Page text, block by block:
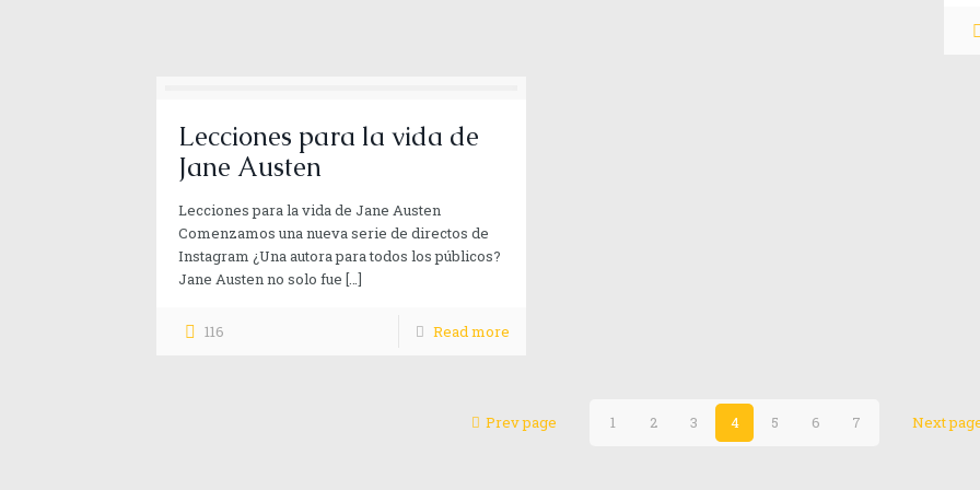
Lecciones para la vida de
Jane Austen
Lecciones para la vida de Jane Austen
Comenzamos una nueva serie de directos de
Instagram ¿Una autora para todos los públicos?
Jane Austen no solo fue […]
116 Read more
Prev page 1 2 3 4 5 6 7 Next
afecto…
© 2026 M. A. Jordan. All Rights Reserved.